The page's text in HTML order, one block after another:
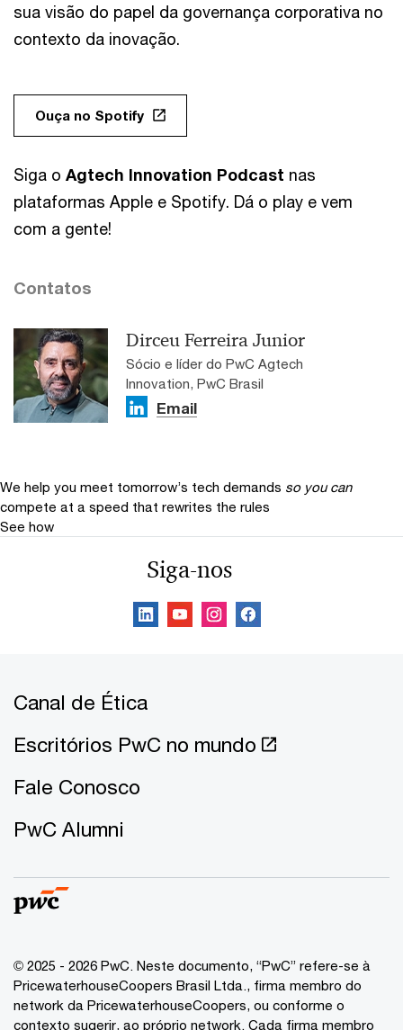
sua visão do papel da governança corporativa no
contexto da inovação.
Ouça no Spotify
Siga o Agtech Innovation Podcast nas
plataformas Apple e Spotify. Dá o play e vem
com a gente!
Contatos
Dirceu Ferreira Junior
Sócio e líder do PwC Agtech
Innovation, PwC Brasil
Email
We help you meet tomorrow’s tech demands so you can
compete at a speed that rewrites the rules
See how
Siga-nos
Canal de Ética
Escritórios PwC no mundo
Fale Conosco
PwC Alumni
© 2025 - 2026 PwC. Neste documento, “PwC” refere-se à
PricewaterhouseCoopers Brasil Ltda., firma membro do
network da PricewaterhouseCoopers, ou conforme o
contexto sugerir, ao próprio network. Cada firma membro